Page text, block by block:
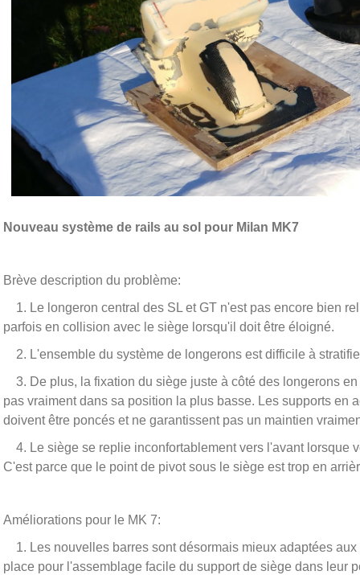
Nouveau système de rails au sol pour Milan MK7
Brève description du problème:
1. Le longeron central des SL et GT n'est pas encore bien
parfois en collision avec le siège lorsqu'il doit être éloigné.
2. L'ensemble du système de longerons est difficile à
3. De plus, la fixation du siège juste à côté des longerons
pas vraiment dans sa position la plus basse. Les supports en
doivent être poncés et ne garantissent pas un maintien
4. Le siège se replie inconfortablement vers l'avant lorsque
C'est parce que le point de pivot sous le siège est trop en
Améliorations pour le MK 7:
1. Les nouvelles barres sont désormais mieux adaptées
place pour l'assemblage facile du support de siège dans leur